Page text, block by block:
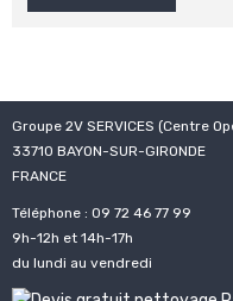
Groupe 2V SERVICES (Centre
33710 BAYON-SUR-GIRONDE
FRANCE
Téléphone : 09 72 46 77 99
9h-12h et 14h-17h
du lundi au vendredi